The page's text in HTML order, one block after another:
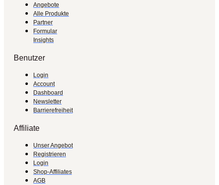
Angebote
Alle Produkte
Partner
Formular
Insights
Benutzer
Login
Account
Dashboard
Newsletter
Barrierefreiheit
Affiliate
Unser Angebot
Registrieren
Login
Shop-Affiliates
AGB